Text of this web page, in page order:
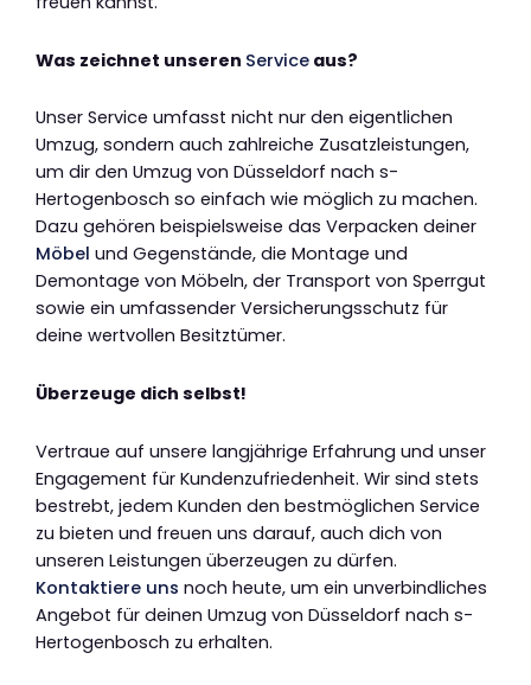
Was zeichnet unseren Service aus?
Unser Service umfasst nicht nur den eigentlichen
Umzug, sondern auch zahlreiche Zusatzleistungen,
um dir den Umzug von Düsseldorf nach s-
Hertogenbosch so einfach wie möglich zu machen.
Dazu gehören beispielsweise das Verpacken deiner
Möbel und Gegenstände, die Montage und
Demontage von Möbeln, der Transport von Sperrgut
sowie ein umfassender Versicherungsschutz für
deine wertvollen Besitztümer.
Überzeuge dich selbst!
Vertraue auf unsere langjährige Erfahrung und unser
Engagement für Kundenzufriedenheit. Wir sind stets
bestrebt, jedem Kunden den bestmöglichen Service
zu bieten und freuen uns darauf, auch dich von
unseren Leistungen überzeugen zu dürfen.
Kontaktiere uns noch heute, um ein unverbindliches
Angebot für deinen Umzug von Düsseldorf nach s-
Hertogenbosch zu erhalten.